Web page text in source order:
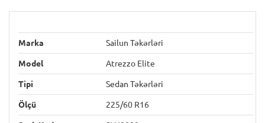
Marka Sailun Təkərləri
Model Atrezzo Elite
Tipi Sedan Təkərləri
Ölçü 225/60 R16